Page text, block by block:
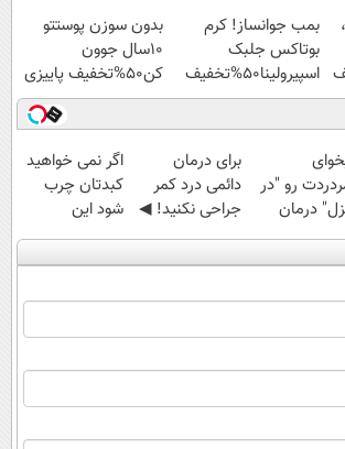
بمب جوانساز! کرم
بوتاکس جلبک
اسپیرولینا50%تخفیف
بدون سوزن پوستتو
10سال جوون
کن50%تخفیف پاییزی
رو "در
درمان
(◂فیلم +
برای درمان
دائمی درد کمر
جراحی نکنید! ◀
پرسش‌نامه رو پر
کن ▶
اگر نمی خواهید
کبدتان چرب
شود این
نوشیدنی خوش
طعم را بنوشید